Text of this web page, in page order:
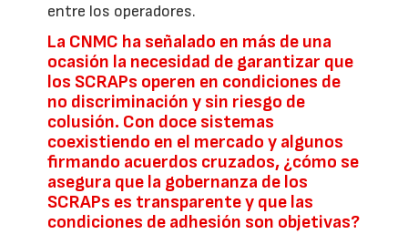
entre los operadores.
La CNMC ha señalado en más de una
ocasión la necesidad de garantizar que
los SCRAPs operen en condiciones de
no discriminación y sin riesgo de
colusión. Con doce sistemas
coexistiendo en el mercado y algunos
firmando acuerdos cruzados, ¿cómo se
asegura que la gobernanza de los
SCRAPs es transparente y que las
condiciones de adhesión son objetivas?